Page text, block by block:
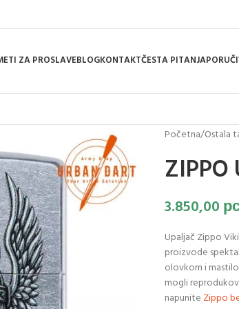
ZA PROSLAVEBLOGKONTAKTČESTA PITANJA
Početna/Ostala
ZIPPO
3.850,00
Upaljač Zippo
proizvode
olovkom i
mogli
napunite Zippo